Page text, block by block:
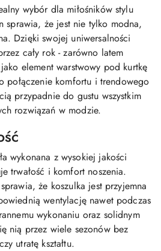
wybór dla miłośników stylu
sprawia, że jest nie tylko modna,
Dzięki swojej uniwersalności
cały rok - zarówno latem
element warstwowy pod kurtkę
połączenie komfortu i trendowego
przypadnie do gustu wszystkim
rozwiązań w modzie.
wykonana z wysokiej jakości
trwałość i komfort noszenia.
że koszulka jest przyjemna
wentylację nawet podczas
wykonaniu oraz solidnym
nią przez wiele sezonów bez
utratę kształtu.